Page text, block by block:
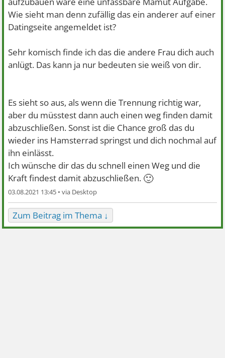
Wie sieht man denn zufällig das ein anderer auf einer
Datingseite angemeldet ist?
Sehr komisch finde ich das die andere Frau dich auch
anlügt. Das kann ja nur bedeuten sie weiß von dir.
Es sieht so aus, als wenn die Trennung richtig war,
aber du müsstest dann auch einen weg finden damit
abzuschließen. Sonst ist die Chance groß das du
wieder ins Hamsterrad springst und dich nochmal auf
ihn einlässt.
Ich wünsche dir das du schnell einen Weg und die
Kraft findest damit abzuschließen. 🙂
03.08.2021 13:45 •
Zum Beitrag im Thema ↓